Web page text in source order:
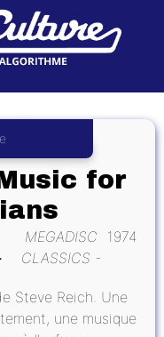
for
MEGADISC
CLASSICS
1974
Steve Reich. Une
une musique